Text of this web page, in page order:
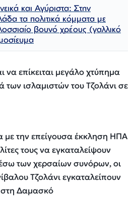
και Αγύριστα: Στην
τα πολιτικά κόμματα με
βουνό χρέους (γαλλικό
να επίκειται μεγάλο χτύπημα
των ισλαμιστών του Τζολάνι σε
με την επείγουσα έκκληση ΗΠΑ
τους να εγκαταλείψουν
των χερσαίων συνόρων, οι
Τζολάνι εγκαταλείπουν
στη Δαμασκό